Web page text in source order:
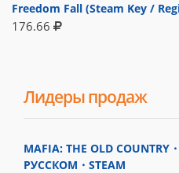
Freedom Fall (Steam Key /
176.66
Лидеры продаж
MAFIA: THE OLD COUNTRY
РУССКОМ・STEAM